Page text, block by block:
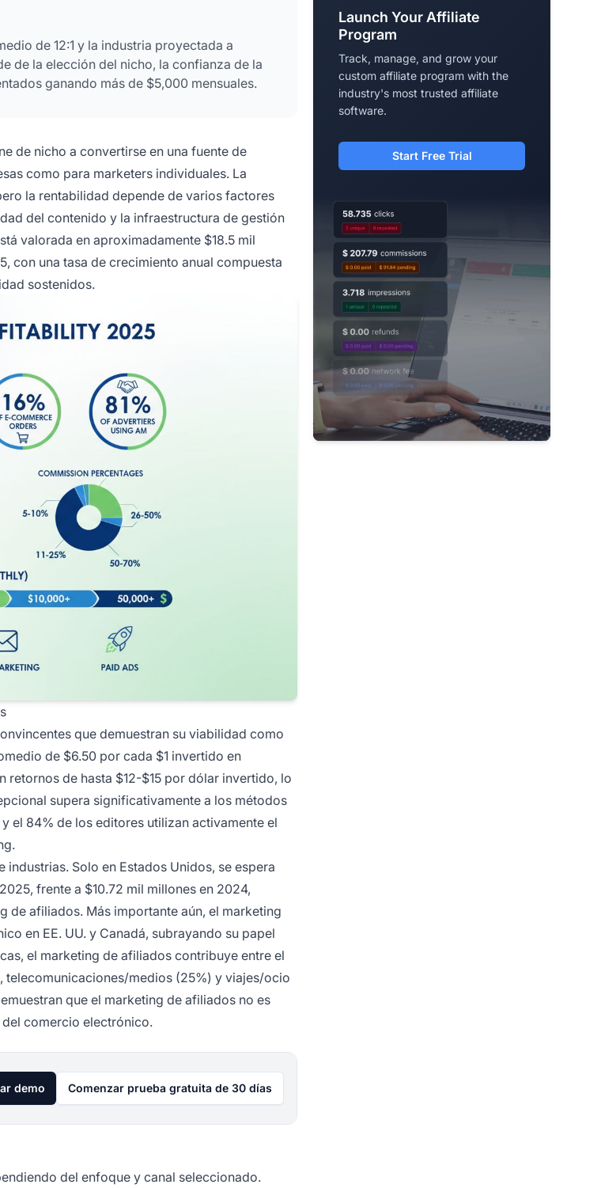
de 12:1 y la industria proyectada a
de la elección del nicho, la confianza de la
ganando más de $5,000 mensuales.
de nicho a convertirse en una fuente de
como para marketers individuales. La
la rentabilidad depende de varios factores
del contenido y la infraestructura de gestión
valorada en aproximadamente $18.5 mil
con una tasa de crecimiento anual compuesta
sostenidos.
que demuestran su viabilidad como
de $6.50 por cada $1 invertido en
de hasta $12-$15 por dólar invertido, lo
supera significativamente a los métodos
el 84% de los editores utilizan activamente el
Solo en Estados Unidos, se espera
frente a $10.72 mil millones en 2024,
de afiliados. Más importante aún, el marketing
en EE. UU. y Canadá, subrayando su papel
el marketing de afiliados contribuye entre el
telecomunicaciones/medios (25%) y viajes/ocio
que el marketing de afiliados no es
comercio electrónico.
demo Comenzar prueba gratuita de 30 días
del enfoque y canal seleccionado.
Launch Your Affiliate
Program
Track, manage, and grow your
custom affiliate program with the
industry's most trusted affiliate
software.
Start Free Trial